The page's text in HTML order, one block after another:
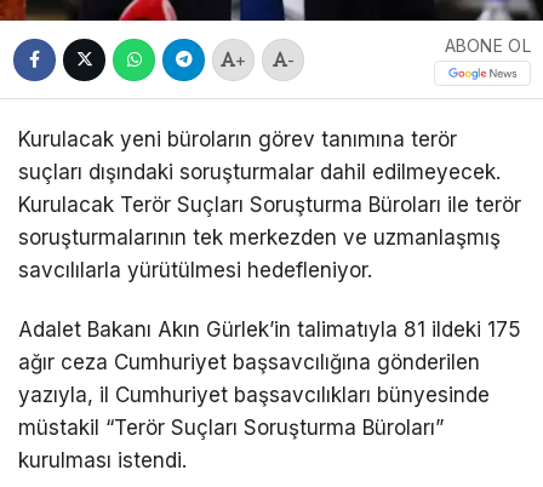
+ -
ABONE OL
Kurulacak yeni büroların görev tanımına terör
suçları dışındaki soruşturmalar dahil edilmeyecek.
Kurulacak Terör Suçları Soruşturma Büroları ile terör
soruşturmalarının tek merkezden ve uzmanlaşmış
savcılılarla yürütülmesi hedefleniyor.
Adalet Bakanı Akın Gürlek’in talimatıyla 81 ildeki 175
ağır ceza Cumhuriyet başsavcılığına gönderilen
yazıyla, il Cumhuriyet başsavcılıkları bünyesinde
müstakil “Terör Suçları Soruşturma Büroları”
kurulması istendi.